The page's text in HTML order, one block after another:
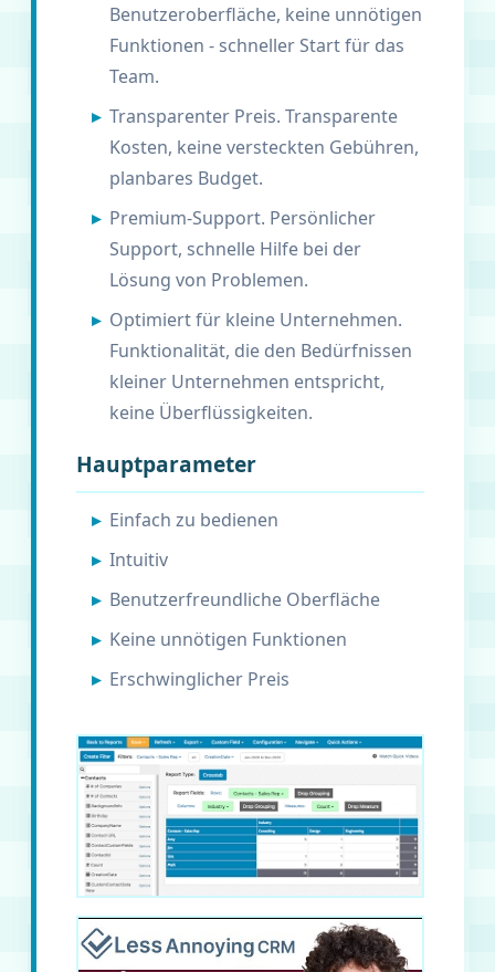
Benutzeroberfläche, keine unnötigen
Funktionen - schneller Start für das
Team.
Transparenter Preis. Transparente
Kosten, keine versteckten Gebühren,
planbares Budget.
Premium-Support. Persönlicher
Support, schnelle Hilfe bei der
Lösung von Problemen.
Optimiert für kleine Unternehmen.
Funktionalität, die den Bedürfnissen
kleiner Unternehmen entspricht,
keine Überflüssigkeiten.
Hauptparameter
Einfach zu bedienen
Intuitiv
Benutzerfreundliche Oberfläche
Keine unnötigen Funktionen
Erschwinglicher Preis